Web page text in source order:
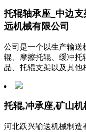
托辊轴承座_中边
远机械有限公司
公司是一个以生产输送
辊、摩擦托辊、缓冲托
品、托辊支架以及其他
托辊,冲承座,矿山
河北跃兴输送机械制造